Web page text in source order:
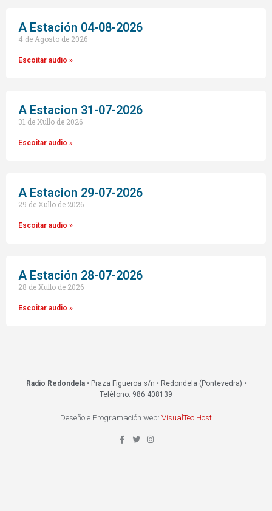
A Estación 04-08-2026
4 de Agosto de 2026
Escoitar audio »
A Estacion 31-07-2026
31 de Xullo de 2026
Escoitar audio »
A Estacion 29-07-2026
29 de Xullo de 2026
Escoitar audio »
A Estación 28-07-2026
28 de Xullo de 2026
Escoitar audio »
Radio Redondela• Praza Figueroa s/n • Redondela (Pontevedra) •
Teléfono: 986 408139
Deseño e Programación web: VisualTec Host